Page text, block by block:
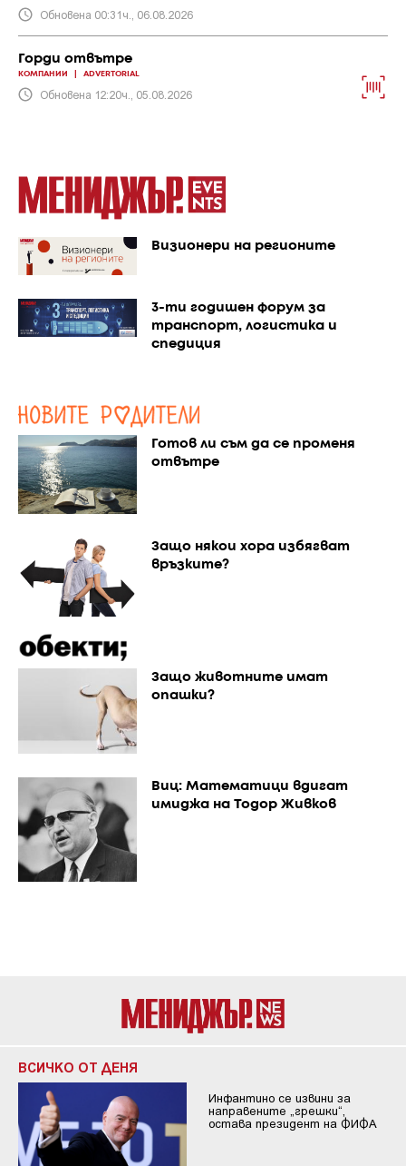
Обновена 00:31ч., 06.08.2026
Горди отвътре
КОМПАНИИ ADVERTORIAL
Обновена 12:20ч., 05.08.2026
Визионери на регионите
3-ти годишен форум за
транспорт, логистика и
спедиция
Готов ли съм да се променя
отвътре
Защо някои хора избягват
връзките?
Защо животните имат
опашки?
Виц: Математици вдигат
имиджа на Тодор Живков
ВСИЧКО ОТ ДЕНЯ
Инфантино се извини за
направените „грешки“,
остава президент на ФИФА